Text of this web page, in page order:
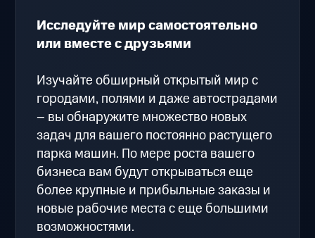
Исследуйте мир самостоятельно
или вместе с друзьями
Изучайте обширный открытый мир с
городами, полями и даже автострадами
– вы обнаружите множество новых
задач для вашего постоянно растущего
парка машин. По мере роста вашего
бизнеса вам будут открываться еще
более крупные и прибыльные заказы и
новые рабочие места с еще большими
возможностями.